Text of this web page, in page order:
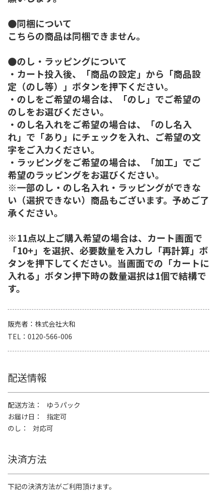
●同梱について
こちらの商品は同梱できません。
●のし・ラッピングについて
・カート投入後、「商品の設定」から「商品設
定（のし等）」ボタンを押下ください。
・のしをご希望の場合は、「のし」でご希望の
のしをお選びください。
・のし名入れをご希望の場合は、「のし名入
れ」で「あり」にチェックを入れ、ご希望の文
字をご入力ください。
・ラッピングをご希望の場合は、「加工」でご
希望のラッピングをお選びください。
※一部のし・のし名入れ・ラッピングができな
い（選択できない）商品もございます。予めご了
承ください。
※11点以上ご購入希望の場合は、カート画面で
「10+」を選択、必要数量を入力し「再計算」ボ
タンを押下してください。当画面での「カートに
入れる」ボタン押下時の数量選択は1個で結構で
す。
販売者
株式会社大和
TEL
0120-566-006
配送情報
配送方法
ゆうパック
お届け日
指定可
のし
対応可
決済方法
下記の決済方法がご利用頂けます。